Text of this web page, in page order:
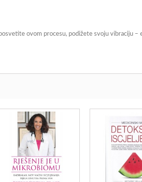
ovom procesu, podižete svoju vibraciju